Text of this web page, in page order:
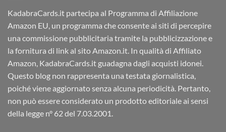
KadabraCards.it partecipa al Programma di Affiliazione
Amazon EU, un programma che consente ai siti di percepire
una commissione pubblicitaria tramite la pubblicizzazione e
la fornitura di link al sito Amazon.it. In qualità di Affiliato
Amazon, KadabraCards.it guadagna dagli acquisti idonei.
Questo blog non rappresenta una testata giornalistica,
poiché viene aggiornato senza alcuna periodicità. Pertanto,
non può essere considerato un prodotto editoriale ai sensi
della legge n° 62 del 7.03.2001.